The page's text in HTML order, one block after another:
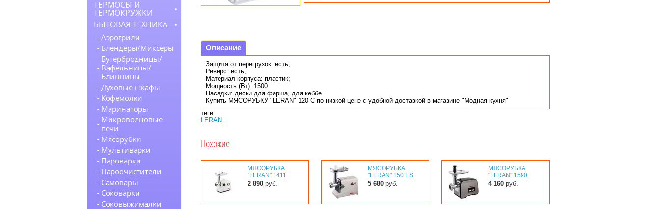
Описание
Защита от перегрузок: есть;
Реверс: есть;
Материал корпуса: пластик;
Мощность (Вт): 1500
Насадки: диски для фарша, для кеббе
Купить МЯСОРУБКУ "LERAN" 120 С по низкой цене с удобной доставкой в магазине "Модная кухня"
теги:
LERAN
Похожие
МЯСОРУБКА
"LERAN" 1411
2 890 руб.
МЯСОРУБКА
"LERAN" 150 ES
5 680 руб.
МЯСОРУБКА
"LERAN" 1590
4 160 руб.
ТЕРМОСЫ И
ТЕРМОКРУЖКИ
БЫТОВАЯ ТЕХНИКА
Аэрогрили
Блендеры/Миксеры
Бутербродницы/
Вафельницы/
Блинницы
Духовые шкафы
Кофемолки
Маринаторы
Микроволновые
печи
Мясорубки
Мультиварки
Пароварки
Пароочистители
Самовары
Соковарки
Соковыжималки